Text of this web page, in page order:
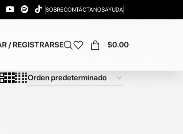
SOBRECONTÁCTANOSAYUDA
/ REGISTRARSE $0.00